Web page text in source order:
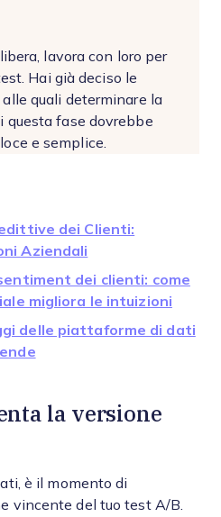
lavora con loro per
Hai già deciso le
quali determinare la
questa fase dovrebbe
e semplice.
dei Clienti:
Aziendali
dei clienti: come
migliora le intuizioni
delle piattaforme di dati
la versione
è il momento di
vincente del tuo test A/B.